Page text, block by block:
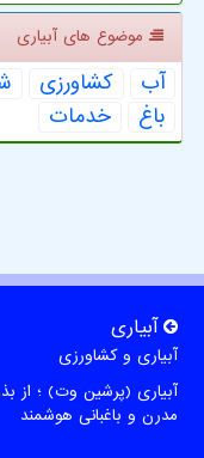
موضوع های آبیاری
آب كشاورزی
باغ
خدمات
آبیاری
آبیاری و کشاورزی
آبیاری (پرشین وت) ؛ از
مدرن و باغبانی هوشمند